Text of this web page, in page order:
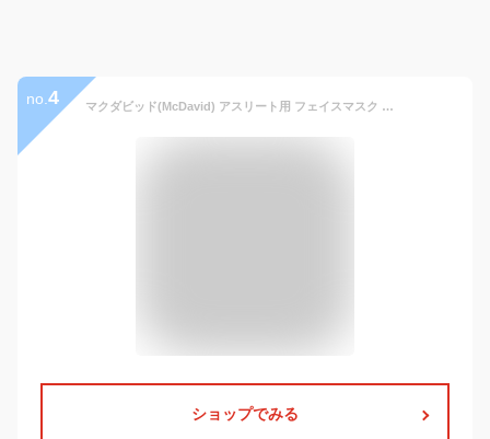
no. 4 マクダビッド(McDavid) アスリート用 フェイスマスク 水洗い可能 メンズ レディース オールシーズン 外出 通勤 通学 お出かけ 普段遣い スポーツマスク 野球 テニス サッカー フットサル ランニング ジョギング アウトドア アクセサリー マクダビッド マクダビット
ショップでみる